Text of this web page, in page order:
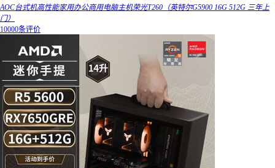
AOC台式机高性能家用办公商用电脑主机荣光T260（英特尔G5900 16G 512G 三年上
门）
10000条评价